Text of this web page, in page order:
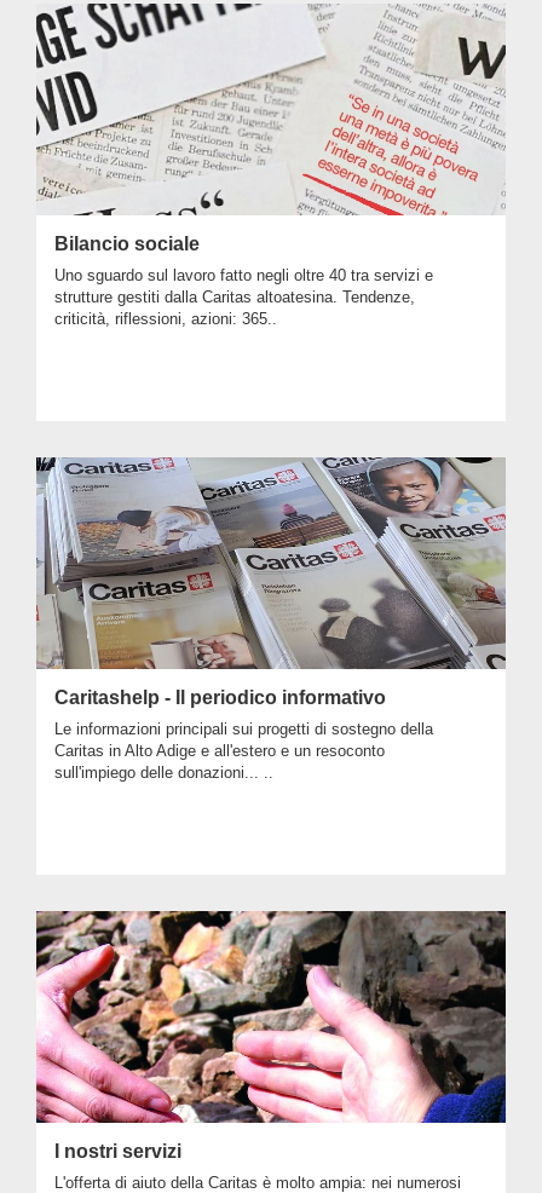
Bilancio sociale
Uno sguardo sul lavoro fatto negli oltre 40 tra servizi e
strutture gestiti dalla Caritas altoatesina. Tendenze,
criticità, riflessioni, azioni: 365..
Caritashelp - Il periodico informativo
Le informazioni principali sui progetti di sostegno della
Caritas in Alto Adige e all'estero e un resoconto
sull'impiego delle donazioni... ..
I nostri servizi
L'offerta di aiuto della Caritas è molto ampia: nei numerosi